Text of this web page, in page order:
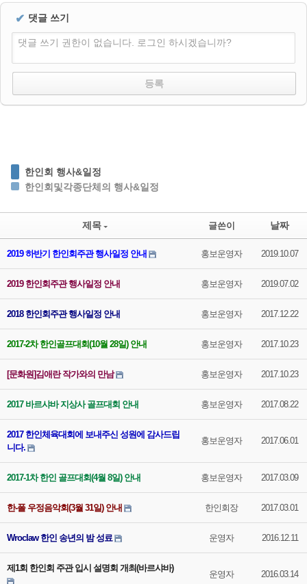
✔ 댓글 쓰기
댓글 쓰기 권한이 없습니다. 로그인 하시겠습니까?
한인회 행사&일정
한인회및각종단체의 행사&일정
제목 글쓴이 날짜
2019 하반기 한인회주관 행사일정 안내 홍보운영자 2019.10.07
2019 한인회주관 행사일정 안내 홍보운영자 2019.07.02
2018 한인회주관 행사일정 안내 홍보운영자 2017.12.22
2017-2차 한인골프대회(10월 28일) 안내 홍보운영자 2017.10.23
[문화원]김애란 작가와의 만남 홍보운영자 2017.10.23
2017 바르샤바 지상사 골프대회 안내 홍보운영자 2017.08.22
2017 한인체육대회에 보내주신 성원에 감사드립
니다.
홍보운영자 2017.06.01
2017-1차 한인 골프대회(4월 8일) 안내 홍보운영자 2017.03.09
한-폴 우정음악회(3월 31일) 안내 한인회장 2017.03.01
Wroclaw 한인 송년의 밤 성료 운영자 2016.12.11
제1회 한인회 주관 입시 설명회 개최(바르샤바)
운영자 2016.03.14